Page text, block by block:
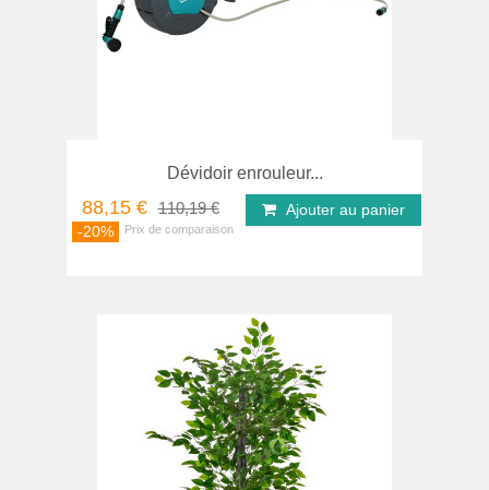
Dévidoir enrouleur...
88,15 € 110,19 €
-20%
Ajouter au panier